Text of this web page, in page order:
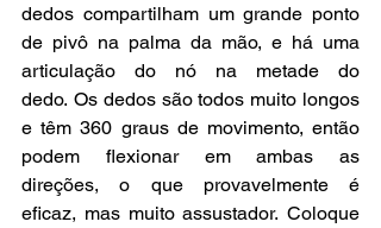
dedos compartilham um grande ponto
de pivô na palma da mão, e há uma
articulação do nó na metade do
dedo. Os dedos são todos muito longos
e têm 360 graus de movimento, então
podem flexionar em ambas as
direções, o que provavelmente é
eficaz, mas muito assustador. Coloque